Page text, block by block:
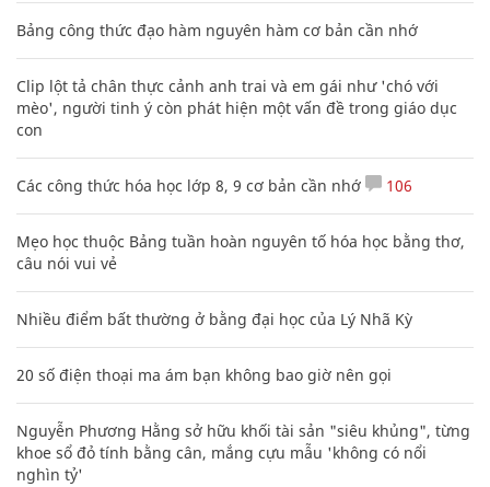
Bảng công thức đạo hàm nguyên hàm cơ bản cần nhớ
Clip lột tả chân thực cảnh anh trai và em gái như 'chó với
mèo', người tinh ý còn phát hiện một vấn đề trong giáo dục
con
Các công thức hóa học lớp 8, 9 cơ bản cần nhớ 106
Mẹo học thuộc Bảng tuần hoàn nguyên tố hóa học bằng thơ,
câu nói vui vẻ
Nhiều điểm bất thường ở bằng đại học của Lý Nhã Kỳ
20 số điện thoại ma ám bạn không bao giờ nên gọi
Nguyễn Phương Hằng sở hữu khối tài sản "siêu khủng", từng
khoe sổ đỏ tính bằng cân, mắng cựu mẫu 'không có nổi
nghìn tỷ'